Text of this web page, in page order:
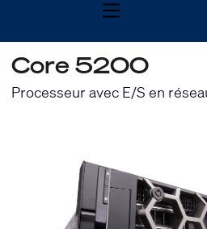
MENU
QSYS.com (English)
India (English)
Deutsch
Español
Core 5200
Processeur avec E/S en